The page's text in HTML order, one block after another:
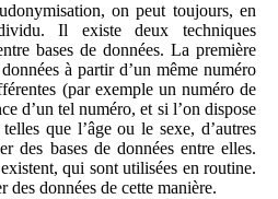
on peut toujours, en
Il existe deux techniques
bases de données. La première
à partir d’un même numéro
(par exemple un numéro de
d’un tel numéro, et si l’on dispose
que l’âge ou le sexe, d’autres
des bases de données entre elles.
qui sont utilisées en routine.
données de cette manière.